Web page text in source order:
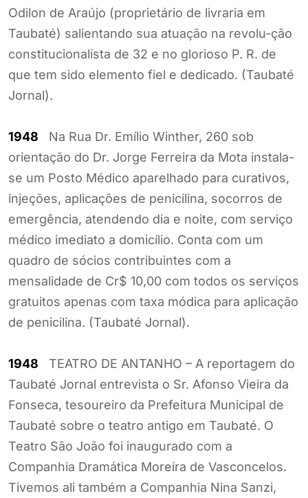
Odilon de Araújo (proprietário de livraria em
Taubaté) salientando sua atuação na revolu-ção
constitucionalista de 32 e no glorioso P. R. de
que tem sido elemento fiel e dedicado. (Taubaté
Jornal).
1948 Na Rua Dr. Emílio Winther, 260 sob
orientação do Dr. Jorge Ferreira da Mota instala-
se um Posto Médico aparelhado para curativos,
injeções, aplicações de penicilina, socorros de
emergência, atendendo dia e noite, com serviço
médico imediato a domicílio. Conta com um
quadro de sócios contribuintes com a
mensalidade de Cr$ 10,00 com todos os serviços
gratuitos apenas com taxa módica para aplicação
de penicilina. (Taubaté Jornal).
1948 TEATRO DE ANTANHO – A reportagem do
Taubaté Jornal entrevista o Sr. Afonso Vieira da
Fonseca, tesoureiro da Prefeitura Municipal de
Taubaté sobre o teatro antigo em Taubaté. O
Teatro São João foi inaugurado com a
Companhia Dramática Moreira de Vasconcelos.
Tivemos ali também a Companhia Nina Sanzi,